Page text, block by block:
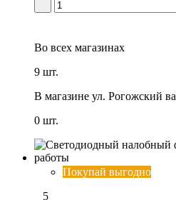
Во всех магазинах
9 шт.
В магазине ул. Рогожский
0 шт.
Покупай выгодно
5